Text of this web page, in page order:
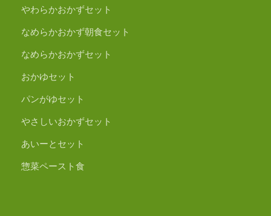
やわらかおかずセット
なめらかおかず朝食セット
なめらかおかずセット
おかゆセット
パンがゆセット
やさしいおかずセット
あいーとセット
惣菜ペースト食